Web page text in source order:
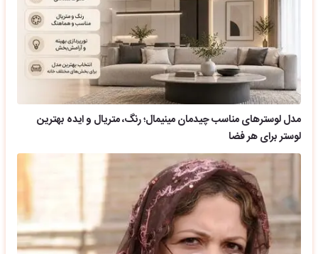
مدل لوسترهای مناسب چیدمان مینیمال؛ رنگ، متریال و ایده بهترین
لوستر برای هر فضا